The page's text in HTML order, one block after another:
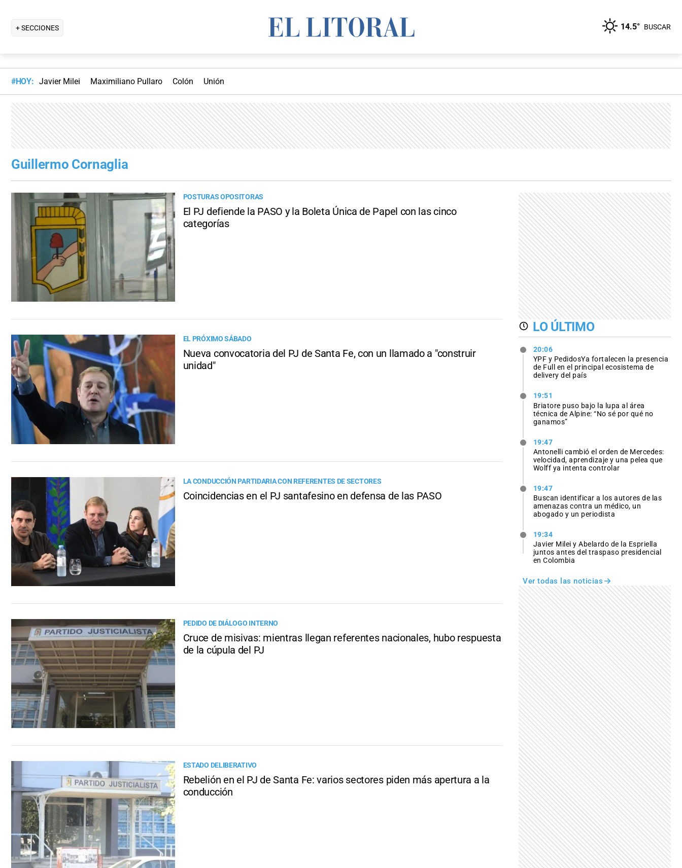
+ SECCIONES 14.5° BUSCAR
#HOY: Javier Milei Maximiliano Pullaro Colón Unión
Guillermo Cornaglia
POSTURAS OPOSITORAS
El PJ defiende la PASO y la Boleta Única de Papel con las cinco
categorías
EL PRÓXIMO SÁBADO
Nueva convocatoria del PJ de Santa Fe, con un llamado a "construir
unidad"
LA CONDUCCIÓN PARTIDARIA CON REFERENTES DE SECTORES
Coincidencias en el PJ santafesino en defensa de las PASO
PEDIDO DE DIÁLOGO INTERNO
Cruce de misivas: mientras llegan referentes nacionales, hubo respuesta
de la cúpula del PJ
ESTADO DELIBERATIVO
Rebelión en el PJ de Santa Fe: varios sectores piden más apertura a la
conducción
LO ÚLTIMO
20:06
YPF y PedidosYa fortalecen la presencia
de Full en el principal ecosistema de
delivery del país
19:51
Briatore puso bajo la lupa al área
técnica de Alpine: “No sé por qué no
ganamos”
19:47
Antonelli cambió el orden de Mercedes:
velocidad, aprendizaje y una pelea que
Wolff ya intenta controlar
19:47
Buscan identificar a los autores de las
amenazas contra un médico, un
abogado y un periodista
19:34
Javier Milei y Abelardo de la Espriella
juntos antes del traspaso presidencial
en Colombia
Ver todas las noticias